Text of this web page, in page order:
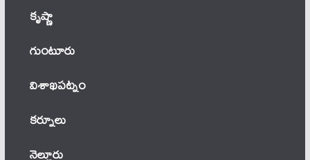
కృష్ణా
గుంటూరు
విశాఖపట్నం
కర్నూలు
నెల్లూరు